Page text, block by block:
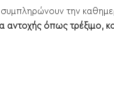
την
αντοχής όπως τρέξιμο,